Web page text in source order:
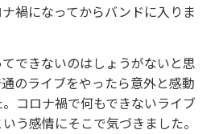
禍になってからバンドに入りま
できないのはしょうがないと思
のライブをやったら意外と感動
コロナ禍で何もできないライブ
う感情にそこで気づきました。